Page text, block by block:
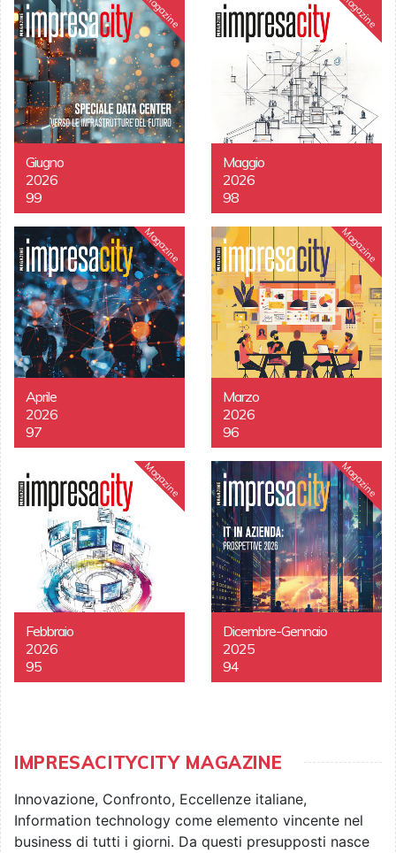
Magazine
Giugno
2026
99
Magazine
Maggio
2026
98
Magazine
Aprile
2026
97
Magazine
Marzo
2026
96
Magazine
Febbraio
2026
95
Magazine
Dicembre-Gennaio
2025
94
IMPRESACITYCITY MAGAZINE
Innovazione, Confronto, Eccellenze italiane,
Information technology come elemento vincente nel
business di tutti i giorni. Da questi presupposti nasce